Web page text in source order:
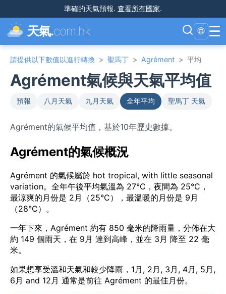
準確的天氣預報. 查看所有國家.
天氣.com.hk 🌐 ☰
請提供以下數值以進行轉換 > 聖馬丁 > Agrément > 平均
Agrément氣候與天氣平均值
預報 八月天氣 九月天氣 全年平均 聖馬丁 天氣
Agrément的氣候平均值，基於10年歷史數據。
Agrément的氣候概況
Agrément 的氣候屬於 hot tropical, with little seasonal
variation。全年午後平均氣溫為 27°C，夜間為 25°C，
最涼爽的月份是 2月（25°C），最溫暖的月份是 9月
（28°C）。
一年下來，Agrément 約有 850 毫米的降雨量，分佈在大
約 149 個雨天，在 9月 達到高峰，並在 3月 降至 22 毫
米。
如果想享受溫和天氣和較少降雨，1月, 2月, 3月, 4月, 5月,
6月 and 12月 通常是前往 Agrément 的最佳月份。